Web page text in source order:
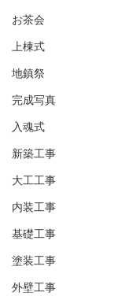
お茶会
上棟式
地鎮祭
完成写真
入魂式
新築工事
大工工事
内装工事
基礎工事
塗装工事
外壁工事